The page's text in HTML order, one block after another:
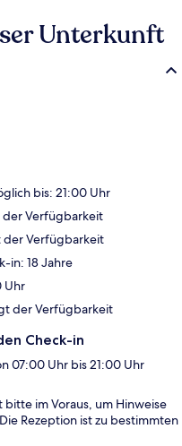
Unterkunft
bis: 21:00 Uhr
Verfügbarkeit
der Verfügbarkeit
in: 18 Jahre
Uhr
der Verfügbarkeit
Check-in
07:00 Uhr bis 21:00 Uhr
im Voraus, um Hinweise
Rezeption ist zu bestimmten